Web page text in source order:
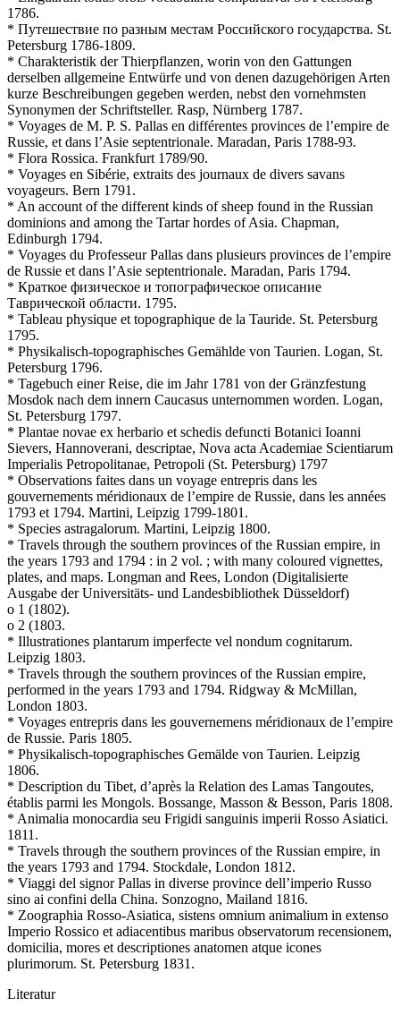
1786.
* Путешествие по разным местам Российского государства. St.
Petersburg 1786-1809.
* Charakteristik der Thierpflanzen, worin von den Gattungen
derselben allgemeine Entwürfe und von denen dazugehörigen Arten
kurze Beschreibungen gegeben werden, nebst den vornehmsten
Synonymen der Schriftsteller. Rasp, Nürnberg 1787.
* Voyages de M. P. S. Pallas en différentes provinces de l’empire de
Russie, et dans l’Asie septentrionale. Maradan, Paris 1788-93.
* Flora Rossica. Frankfurt 1789/90.
* Voyages en Sibérie, extraits des journaux de divers savans
voyageurs. Bern 1791.
* An account of the different kinds of sheep found in the Russian
dominions and among the Tartar hordes of Asia. Chapman,
Edinburgh 1794.
* Voyages du Professeur Pallas dans plusieurs provinces de l’empire
de Russie et dans l’Asie septentrionale. Maradan, Paris 1794.
* Краткое физическое и топографическое описание
Таврической области. 1795.
* Tableau physique et topographique de la Tauride. St. Petersburg
1795.
* Physikalisch-topographisches Gemählde von Taurien. Logan, St.
Petersburg 1796.
* Tagebuch einer Reise, die im Jahr 1781 von der Gränzfestung
Mosdok nach dem innern Caucasus unternommen worden. Logan,
St. Petersburg 1797.
* Plantae novae ex herbario et schedis defuncti Botanici Ioanni
Sievers, Hannoverani, descriptae, Nova acta Academiae Scientiarum
Imperialis Petropolitanae, Petropoli (St. Petersburg) 1797
* Observations faites dans un voyage entrepris dans les
gouvernements méridionaux de l’empire de Russie, dans les années
1793 et 1794. Martini, Leipzig 1799-1801.
* Species astragalorum. Martini, Leipzig 1800.
* Travels through the southern provinces of the Russian empire, in
the years 1793 and 1794 : in 2 vol. ; with many coloured vignettes,
plates, and maps. Longman and Rees, London (Digitalisierte
Ausgabe der Universitäts- und Landesbibliothek Düsseldorf)
o 1 (1802).
o 2 (1803.
* Illustrationes plantarum imperfecte vel nondum cognitarum.
Leipzig 1803.
* Travels through the southern provinces of the Russian empire,
performed in the years 1793 and 1794. Ridgway & McMillan,
London 1803.
* Voyages entrepris dans les gouvernemens méridionaux de l’empire
de Russie. Paris 1805.
* Physikalisch-topographisches Gemälde von Taurien. Leipzig
1806.
* Description du Tibet, d’après la Relation des Lamas Tangoutes,
établis parmi les Mongols. Bossange, Masson & Besson, Paris 1808.
* Animalia monocardia seu Frigidi sanguinis imperii Rosso Asiatici.
1811.
* Travels through the southern provinces of the Russian empire, in
the years 1793 and 1794. Stockdale, London 1812.
* Viaggi del signor Pallas in diverse province dell’imperio Russo
sino ai confini della China. Sonzogno, Mailand 1816.
* Zoographia Rosso-Asiatica, sistens omnium animalium in extenso
Imperio Rossico et adiacentibus maribus observatorum recensionem,
domicilia, mores et descriptiones anatomen atque icones
plurimorum. St. Petersburg 1831.
Literatur